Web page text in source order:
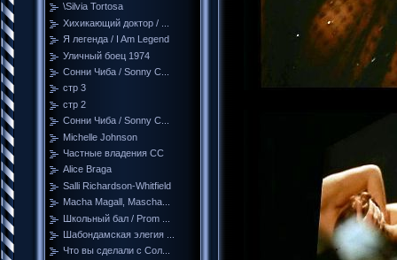
\Silvia Tortosa
Хихикающий доктор / ...
Я легенда / I Am Legend
Уличный боец 1974
Сонни Чиба / Sonny C...
стр 3
стр 2
Сонни Чиба / Sonny C...
Michelle Johnson
Частные владения СС
Alice Braga
Salli Richardson-Whitfield
Macha Magall, Mascha...
Школьный бал / Prom ...
Шабондамская элегия ...
Что вы сделали с Сол...